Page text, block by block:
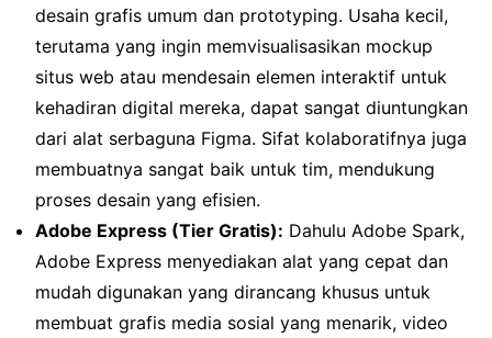
desain grafis umum dan prototyping. Usaha kecil,
terutama yang ingin memvisualisasikan mockup
situs web atau mendesain elemen interaktif untuk
kehadiran digital mereka, dapat sangat diuntungkan
dari alat serbaguna Figma. Sifat kolaboratifnya juga
membuatnya sangat baik untuk tim, mendukung
proses desain yang efisien.
Adobe Express (Tier Gratis): Dahulu Adobe Spark,
Adobe Express menyediakan alat yang cepat dan
mudah digunakan yang dirancang khusus untuk
membuat grafis media sosial yang menarik, video